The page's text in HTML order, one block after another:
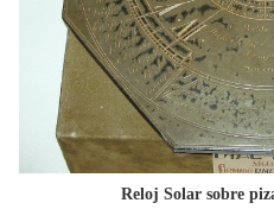
Reloj Solar sobre